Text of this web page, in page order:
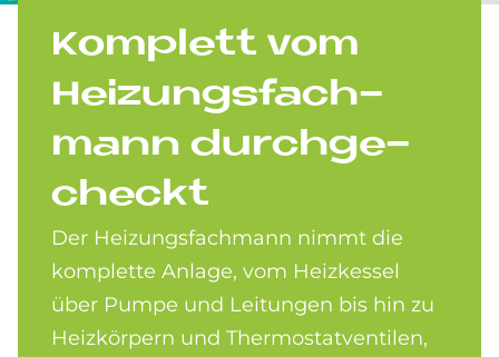
Kom­ple­tt vom
Hei­zungs­fach­
mann durch­ge­
checkt
Der Heizungsfachmann nimmt die
komplette Anlage, vom Heizkessel
über Pumpe und Leitungen bis hin zu
Heizkörpern und Thermostatventilen,